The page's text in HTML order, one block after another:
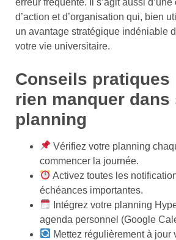
d’action et d’organisation qui, bien
un avantage stratégique indéniable
votre vie universitaire.
Conseils pratiques
rien manquer dans
planning
Vérifiez votre planning
commencer la journée.
Activez toutes les
échéances importantes.
Intégrez votre planning
agenda personnel (Google
Mettez régulièrement à jour